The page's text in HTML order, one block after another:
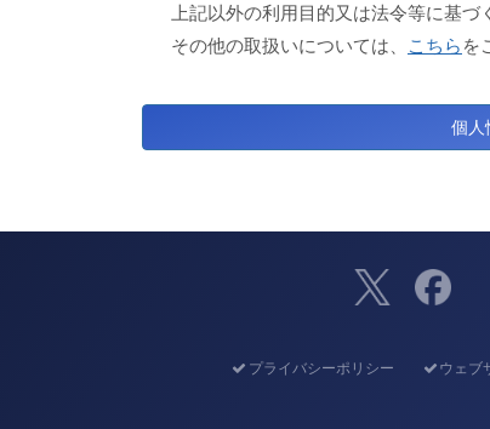
上記以外の利用目的又は法令等に基
その他の取扱いについては、
こちら を
プライバシーポリシー ウェブ